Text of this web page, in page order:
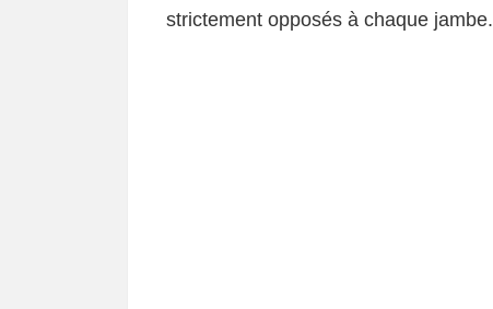
strictement opposés à chaque jambe.